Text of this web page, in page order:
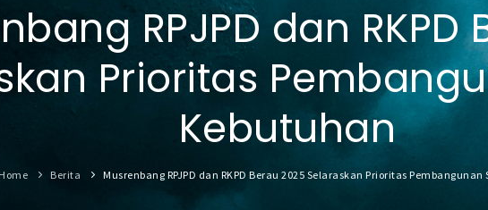
RPJPD dan RKPD
Prioritas
Kebutuhan
Home Berita Musrenbang RPJPD dan RKPD Berau 2025 Selaraskan Prioritas